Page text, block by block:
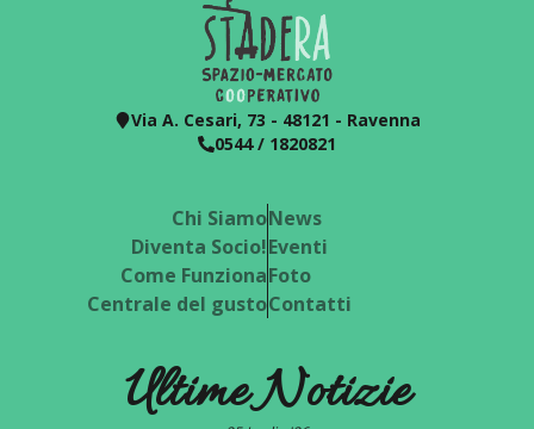
Via A. Cesari, 73 - 48121 - Ravenna
0544 / 1820821
Chi Siamo
Diventa Socio!
Come Funziona
Centrale del gusto
News
Eventi
Foto
Contatti
Ultime Notizie